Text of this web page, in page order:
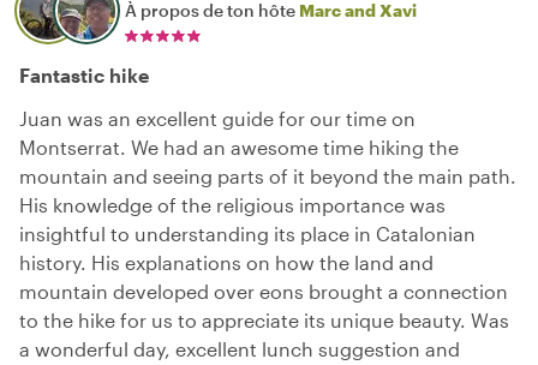
À propos de ton hôte Marc and Xavi
Fantastic hike
Juan was an excellent guide for our time on
Montserrat. We had an awesome time hiking the
mountain and seeing parts of it beyond the main path.
His knowledge of the religious importance was
insightful to understanding its place in Catalonian
history. His explanations on how the land and
mountain developed over eons brought a connection
to the hike for us to appreciate its unique beauty. Was
a wonderful day, excellent lunch suggestion and